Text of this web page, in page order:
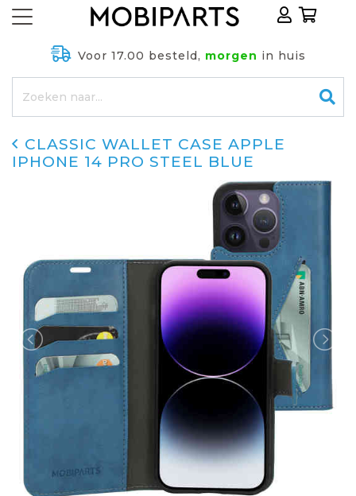
Voor 17.00 besteld, morgen in huis
CLASSIC WALLET CASE APPLE
IPHONE 14 PRO STEEL BLUE